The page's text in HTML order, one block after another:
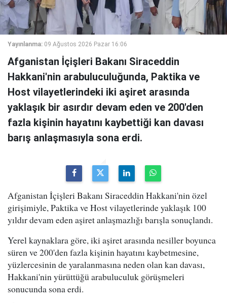
Yayınlanma: 09 Ağustos 2026 Pazar 16:06
Afganistan İçişleri Bakanı Siraceddin
Hakkani'nin arabuluculuğunda, Paktika ve
Host vilayetlerindeki iki aşiret arasında
yaklaşık bir asırdır devam eden ve 200'den
fazla kişinin hayatını kaybettiği kan davası
barış anlaşmasıyla sona erdi.
Afganistan İçişleri Bakanı Siraceddin Hakkani'nin özel
girişimiyle, Paktika ve Host vilayetlerinde yaklaşık 100
yıldır devam eden aşiret anlaşmazlığı barışla sonuçlandı.
Yerel kaynaklara göre, iki aşiret arasında nesiller boyunca
süren ve 200'den fazla kişinin hayatını kaybetmesine,
yüzlercesinin de yaralanmasına neden olan kan davası,
Hakkani'nin yürüttüğü arabuluculuk görüşmeleri
sonucunda sona erdi.